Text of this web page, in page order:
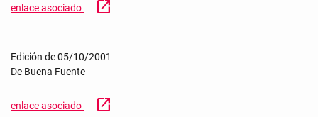
enlace asociado open_in_new
Edición de 05/10/2001
De Buena Fuente
enlace asociado open_in_new